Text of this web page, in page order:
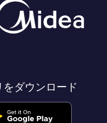
をダウンロード